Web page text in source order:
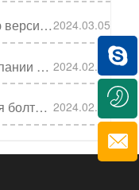
Nolifrit завершил стандартную версию эмалевых пигментов для помощи в производстве эмали2024.03.05
План работы на 2024 год компании Nolifrit запущен 2024.02.26
Синий эмалевый порошок для болтовых резервуаров: экономия для производителей эмали, стойкость к коррозии и "рыбья чешуя", первый выбор для клиента 2024.02.22